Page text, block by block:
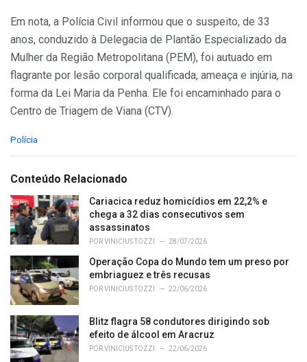
Em nota, a Polícia Civil informou que o suspeito, de 33
anos, conduzido à Delegacia de Plantão Especializado da
Mulher da Região Metropolitana (PEM), foi autuado em
flagrante por lesão corporal qualificada, ameaça e injúria, na
forma da Lei Maria da Penha. Ele foi encaminhado para o
Centro de Triagem de Viana (CTV).
C
e
o
r
i
e
:
Polícia
Conteúdo Relacionado
Cariacica reduz homicídios em 22,2% e
chega a 32 dias consecutivos sem
assassinatos
PORVINICIUS TOZZI 28/07/2026
Operação Copa do Mundo tem um preso por
embriaguez e três recusas
PORVINICIUS TOZZI 22/06/2026
Blitz flagra 58 condutores dirigindo sob
efeito de álcool em Aracruz
PORVINICIUS TOZZI 22/06/2026